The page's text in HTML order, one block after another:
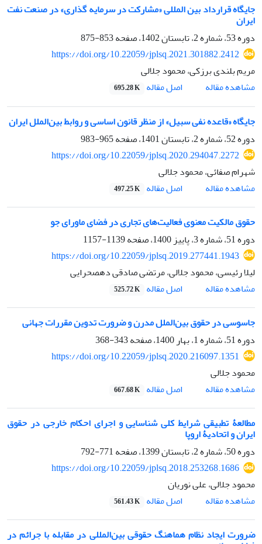
جایگاه قرارداد بین‏ المللی «مشارکت ‏در ‏سرمایه‏ گذاری» در صنعت نفت
ایران
دوره 53، شماره 2، تابستان 1402، صفحه
853-875
https://doi.org/10.22059/jplsq.2021.301882.2412
مریم بلندی برزکی، محمود جلالی
مشاهده مقاله
اصل مقاله 695.28 K
جایگاه «قاعده نفی سبیل» از منظر قانون اساسی و روابط بین‌الملل ایران
دوره 52، شماره 2، تابستان 1401، صفحه
965-983
https://doi.org/10.22059/jplsq.2020.294047.2272
شهرام صفائی، محمود جلالی
مشاهده مقاله
اصل مقاله 497.25 K
حقوق مالکیت معنوی فعالیت‌های تجاری در فضای ماورای جو
دوره 51، شماره 3، پاییز 1400، صفحه
1139-1157
https://doi.org/10.22059/jplsq.2019.277441.1943
لیلا رئیسی، محمود جلالی، مرتضی صادقی دهصحرایی
مشاهده مقاله
اصل مقاله 525.72 K
جاسوسی در حقوق بین‌الملل مدرن و ضرورت تدوین مقررات جهانی
دوره 51، شماره 1، بهار 1400، صفحه
343-368
https://doi.org/10.22059/jplsq.2020.216097.1351
محمود جلالی
مشاهده مقاله
اصل مقاله 667.68 K
مطالعۀ تطبیقی شرایط کلی شناسایی و اجرای احکام خارجی در حقوق
ایران و اتحادیۀ اروپا
دوره 50، شماره 2، تابستان 1399، صفحه
771-792
https://doi.org/10.22059/jplsq.2018.253268.1686
محمود جلالی، علی نوریان
مشاهده مقاله
اصل مقاله 561.43 K
ضرورت ایجاد نظام هماهنگ حقوقی بین‌‏المللی در مقابله با جرائم در